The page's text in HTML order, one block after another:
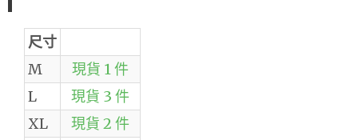
尺寸
M
現貨 1 件
L
現貨 3 件
XL
現貨 2 件